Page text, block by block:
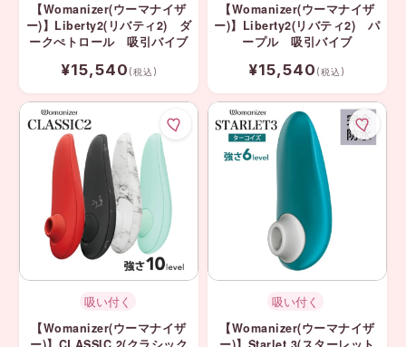
【Womanizer(ウーマナイザ
ー)】Liberty2(リバティ2) ダ
ークぺトロール 吸引バイブ
¥15,540 (税込)
【Womanizer(ウーマナイザ
ー)】Liberty2(リバティ2) パ
ープル 吸引バイブ
¥15,540 (税込)
吸い付く
【Womanizer(ウーマナイザ
吸い付く
【Womanizer(ウーマナイザ